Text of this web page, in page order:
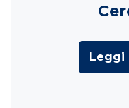
Leggi